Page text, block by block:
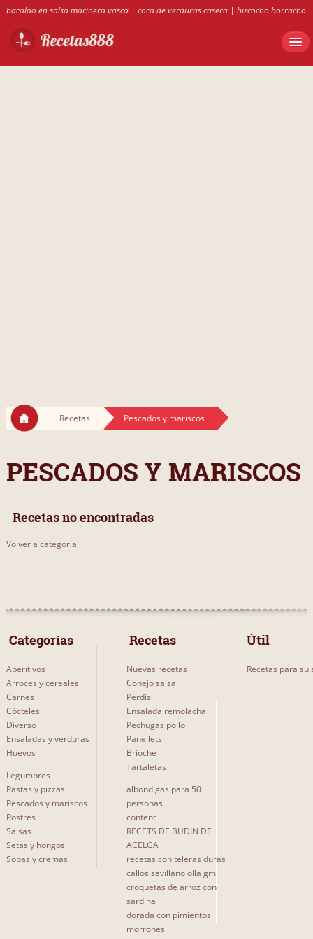
bacalao en salsa marinera vasca| coca de verduras casera| bizcocho borracho
de medina| recetas 888 | conejo guisado con pimientos
recetas de rotini
Recetas Pescados y mariscos
PESCADOS Y MARISCOS
Recetas no encontradas
Volver a categoría
Categorías
Aperitivos
Arroces y cereales
Carnes
Cócteles
Diverso
Ensaladas y verduras
Huevos
Legumbres
Pastas y pizzas
Pescados y mariscos
Postres
Salsas
Setas y hongos
Sopas y cremas
Recetas
Nuevas recetas
Conejo salsa
Perdiz
Ensalada remolacha
Pechugas pollo
Panellets
Brioche
Tartaletas
albondigas para 50
personas
content
RECETS DE BUDIN DE
ACELGA
recetas con teleras duras
callos sevillano olla gm
croquetas de arroz con
sardina
dorada con pimientos
morrones
Útil
Recetas para su